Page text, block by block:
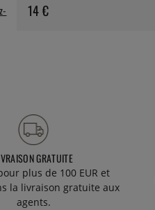
14 €
GRATUITE
plus de 100 EUR et
la livraison gratuite aux
agents.